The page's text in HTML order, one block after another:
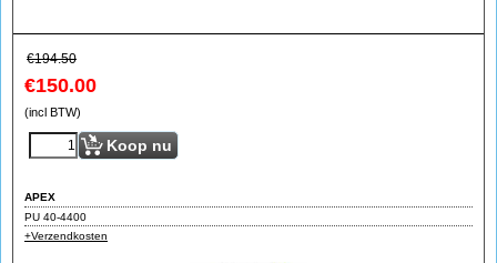
€194.50
€150.00
(incl BTW)
Koop nu
APEX
PU 40-4400
+Verzendkosten